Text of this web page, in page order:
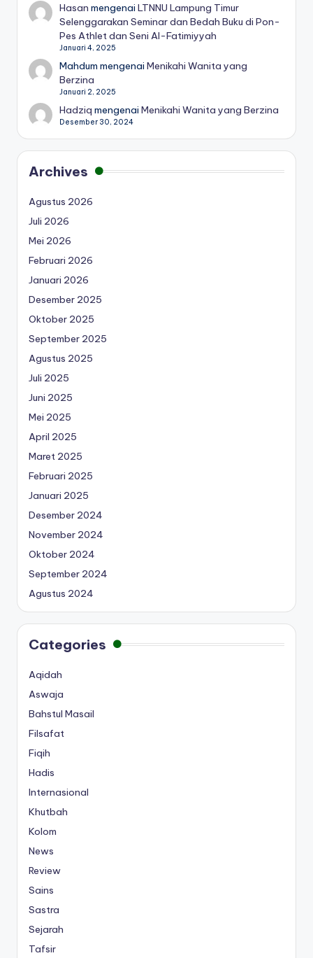
Hasan mengenaiLTNNU Lampung Timur
Selenggarakan Seminar dan Bedah Buku di Pon-
Pes Athlet dan Seni Al-Fatimiyyah
Januari 4, 2025
Mahdum mengenaiMenikahi Wanita yang
Berzina
Januari 2, 2025
Hadziq mengenaiMenikahi Wanita yang Berzina
Desember 30, 2024
Archives
Agustus 2026
Juli 2026
Mei 2026
Februari 2026
Januari 2026
Desember 2025
Oktober 2025
September 2025
Agustus 2025
Juli 2025
Juni 2025
Mei 2025
April 2025
Maret 2025
Februari 2025
Januari 2025
Desember 2024
November 2024
Oktober 2024
September 2024
Agustus 2024
Categories
Aqidah
Aswaja
Bahstul Masail
Filsafat
Fiqih
Hadis
Internasional
Khutbah
Kolom
News
Review
Sains
Sastra
Sejarah
Tafsir